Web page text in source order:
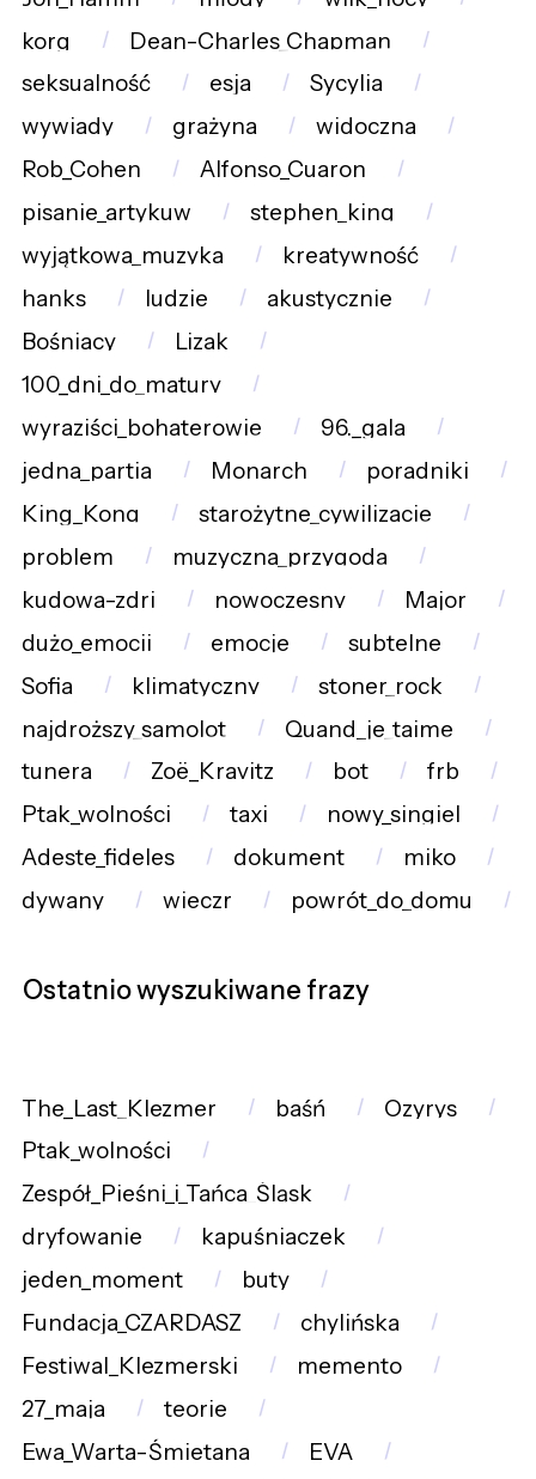
korg
Dean-Charles_Chapman
seksualność
esja
Sycylia
wywiady
grażyna
widoczna
Rob_Cohen
Alfonso_Cuaron
pisanie_artykuw
stephen_king
wyjątkowa_muzyka
kreatywność
hanks
ludzie
akustycznie
Bośniacy
Lizak
100_dni_do_matury
wyraziści_bohaterowie
96._gala
jedna_partia
Monarch
poradniki
King_Kong
starożytne_cywilizacje
problem
muzyczna_przygoda
kudowa-zdrj
nowoczesny
Major
dużo_emocji
emocje
subtelne
Sofia
klimatyczny
stoner_rock
najdroższy_samolot
Quand_je_taime
tunera
Zoë_Kravitz bot
frb
Ptak_wolności
taxi
nowy_singiel
Adeste_fideles
dokument
miko
dywany
wieczr powrót_do_domu
Ostatnio wyszukiwane frazy
The_Last_Klezmer baśń
Ozyrys
Ptak_wolności
Zespół_Pieśni_i_Tańca_Śląsk
dryfowanie
kapuśniaczek
jeden_moment
buty
Fundacja_CZARDASZ
chylińska
Festiwal_Klezmerski
memento
27_maja
teorie
Ewa_Warta-Śmietana
EVA